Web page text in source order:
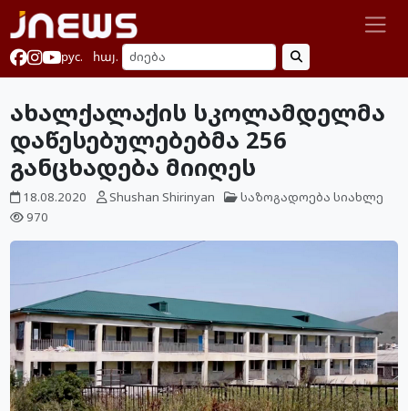
рус. հայ.
ახალქალაქის სკოლამდელმა
დაწესებულებებმა 256
განცხადება მიიღეს
18.08.2020 Shushan Shirinyan საზოგადოება სიახლე
970